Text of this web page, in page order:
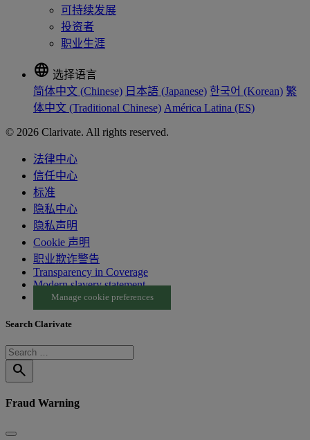
可持续发展
投资者
职业生涯
language 选择语言
简体中文 (Chinese) 日本語 (Japanese) 한국어 (Korean) 繁
体中文 (Traditional Chinese) América Latina (ES)
© 2026 Clarivate. All rights reserved.
法律中心
信任中心
标准
隐私中心
隐私声明
Cookie 声明
职业欺诈警告
Transparency in Coverage
Modern slavery statement
Manage cookie preferences
Search Clarivate
search
Fraud Warning